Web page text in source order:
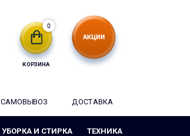
КОРЗИНА
0
САМОВЫВОЗ ДОСТАВКА
УБОРКА И СТИРКА ТЕХНИКА